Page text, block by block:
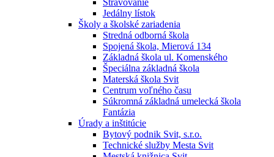
Stravovanie
Jedálny lístok
Školy a školské zariadenia
Stredná odborná škola
Spojená škola, Mierová 134
Základná škola ul. Komenského
Špeciálna základná škola
Materská škola Svit
Centrum voľného času
Súkromná základná umelecká škola
Fantázia
Úrady a inštitúcie
Bytový podnik Svit, s.r.o.
Technické služby Mesta Svit